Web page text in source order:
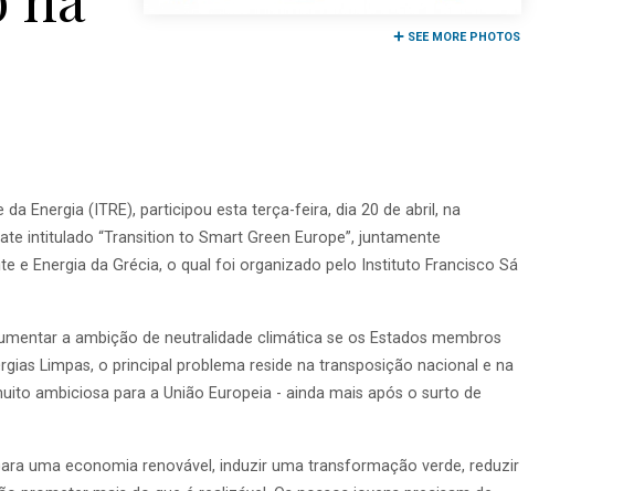
SEE MORE PHOTOS
Energia (ITRE), participou esta terça-feira, dia 20 de abril, na
intitulado “Transition to Smart Green Europe”, juntamente
e Energia da Grécia, o qual foi organizado pelo Instituto Francisco Sá
a ambição de neutralidade climática se os Estados membros
Limpas, o principal problema reside na transposição nacional e na
ambiciosa para a União Europeia - ainda mais após o surto de
uma economia renovável, induzir uma transformação verde, reduzir